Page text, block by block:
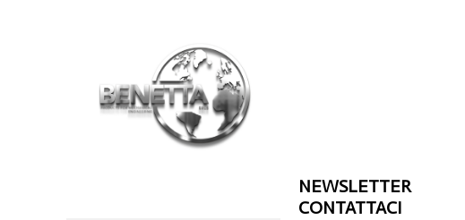
NEWSLETTER
CONTATTACI